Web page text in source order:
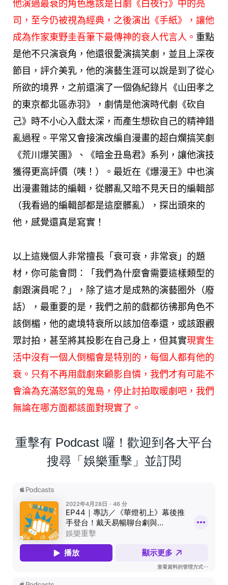
他演過最衰的角色應該是日劇《白夜行》中的亮
司，至今仍被視為經典，之後演出《手紙》，讓他
成為作家東野圭吾筆下最傳神的衰人代言人。 重點
是他不只演衰角，他還很愛演搞笑劇，並且上深夜
節目，評介美乳，他的演藝生涯可以說是到了從心
所欲的境界，之前還演了一個偽紀錄片《山田孝之
的東京都北區赤羽》，劇情是他演時代劇《砍自
己》時不小心入戲太深，而產生想砍自己的精神錯
亂過程。平常又會接演改編自漫畫的超白爛搞笑劇
《荒川爆笑團》、《暗金丑島君》系列，讓他演技
獲得更高評價（咦！）。最近在《爆漫王》中也演
出漫畫雜誌的編輯，從髒亂又暗不見天日的編輯部
（我看過的編輯部都是這麼髒亂），探出頭來的
他，感覺還真是寫實！
以上這幾個人非常擅長「衰可衰，非常衰」的題
材，你可能會問：「我們為什麼會需要這樣類型的
劇跟演員呢？」，除了這才是成熟的演藝圈外（廢
話），最重要的是，我們之前的戲都彷彿那角色不
該倒楣，他的處境特衰所以該加倍奉還，或該跟觀
眾討拍，甚至將其投影在自己身上，但其實現實生
活中沒有一個人倒楣會是特別的，每個人都有他的
衰。只有不再用戲劇來顧影自憐，我們才有可能不
會淪為充滿怒氣的鬼島，停止討拍取暖劇吧，我們
無論在哪方面都該面對現實了。
重擊有 Podcast 囉！歡迎到各大平台
搜尋「娛樂重擊」並訂閱